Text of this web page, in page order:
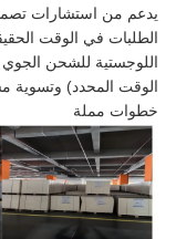
يدعم من استشارات
الطلبات في الوقت
اللوجستية للشحن
خطوات مملة